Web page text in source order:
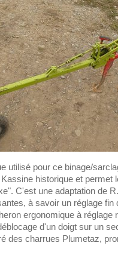
utilisé pour ce binage/
historique et permet
C'est une adaptation de
à savoir un réglage fin
ergonomique à réglage
d'un doigt sur un
des charrues Plumetaz,